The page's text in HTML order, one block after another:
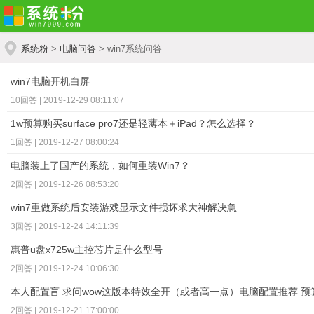
系统粉 > 电脑问答 > win7系统问答
win7电脑开机白屏
10回答 | 2019-12-29 08:11:07
1w预算购买surface pro7还是轻薄本＋iPad？怎么选择？
1回答 | 2019-12-27 08:00:24
电脑装上了国产的系统，如何重装Win7？
2回答 | 2019-12-26 08:53:20
win7重做系统后安装游戏显示文件损坏求大神解决急
3回答 | 2019-12-24 14:11:39
惠普u盘x725w主控芯片是什么型号
2回答 | 2019-12-24 10:06:30
本人配置盲 求问wow这版本特效全开（或者高一点）电脑配置推荐 预
2回答 | 2019-12-21 17:00:00